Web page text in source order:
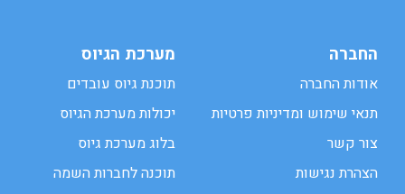
החברה
אודות החברה
תנאי שימוש ומדיניות פרטיות
צור קשר
הצהרת נגישות
מערכת הגיוס
תוכנת גיוס עובדים
יכולות מערכת הגיוס
בלוג מערכת גיוס
תוכנה לחברות השמה